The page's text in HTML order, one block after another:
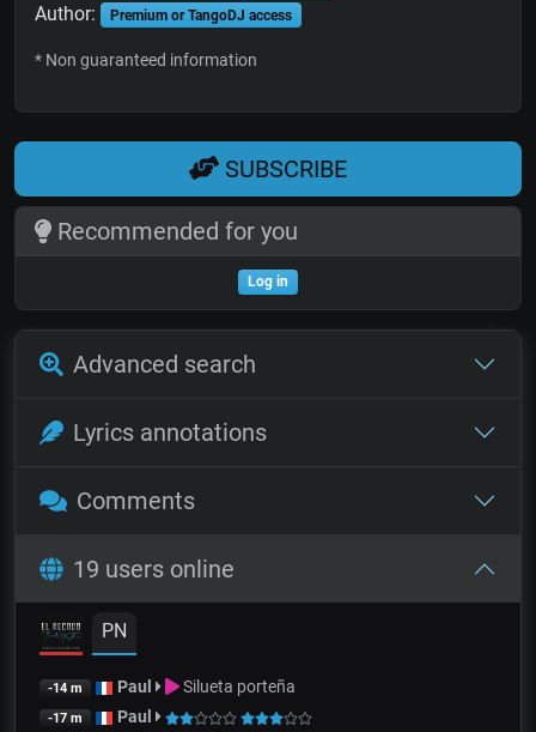
Author: Premium or TangoDJ access
* Non guaranteed information
SUBSCRIBE
Recommended for you
Log in
Advanced search
Lyrics annotations
Comments
19 users online
PN
-14 m Paul Silueta porteña
-17 m Paul